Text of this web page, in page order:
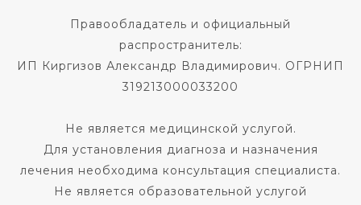
Правообладатель и официальный
распространитель:
ИП Киргизов Александр Владимирович. ОГРНИП
319213000033200
Не является медицинской услугой.
Для установления диагноза и назначения
лечения необходима консультация специалиста.
Не является образовательной услугой